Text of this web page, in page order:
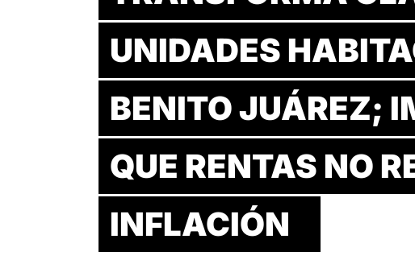
UNIDADES
BENITO JUÁREZ;
QUE RENTAS NO
INFLACIÓN